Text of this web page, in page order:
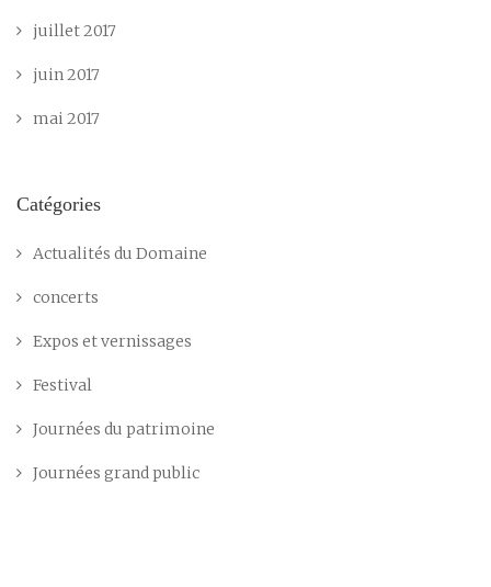
juillet 2017
juin 2017
mai 2017
Catégories
Actualités du Domaine
concerts
Expos et vernissages
Festival
Journées du patrimoine
Journées grand public